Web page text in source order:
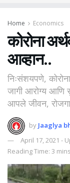
Home Economics
कोरोना
आव्हान..
निःसंशयपणे,
जागी आरोग्य आणि
आपले जीवन,
by Jaaglya
April 17, 2021 -
Reading Time: 3